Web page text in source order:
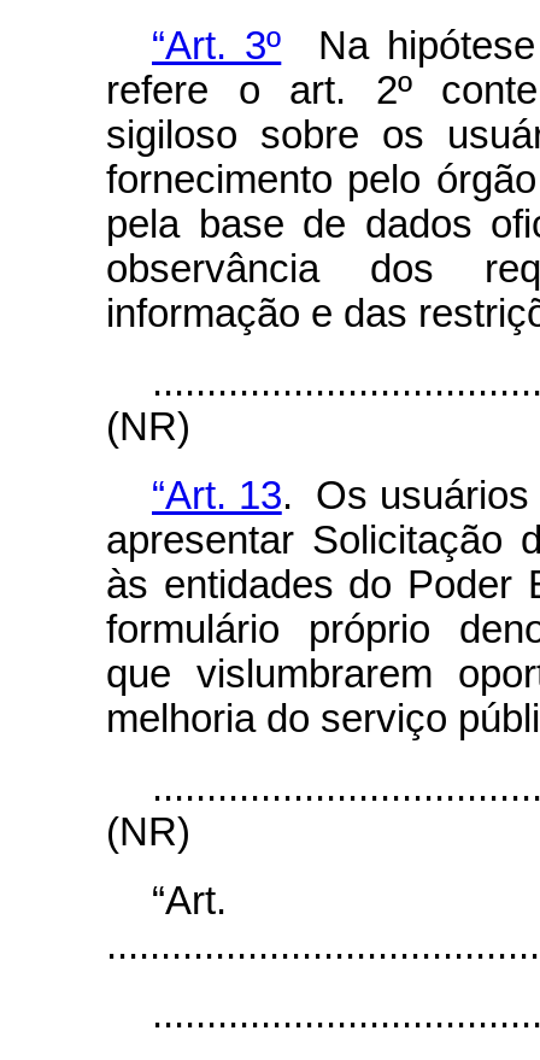
“Art. 3º Na
refere o art. 2º
sigiloso sobre os
fornecimento pelo
pela base de dados
observância dos
informação e das
(NR)
“Art. 13. Os usuários
apresentar Solicitação
às entidades do Poder
formulário próprio
que vislumbrarem
melhoria do serviço
(NR)